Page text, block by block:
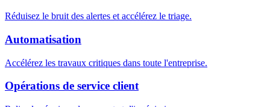
Réduisez le bruit des alertes et accélérez le triage.
Automatisation
Accélérez les travaux critiques dans toute l'entreprise.
Opérations de service client